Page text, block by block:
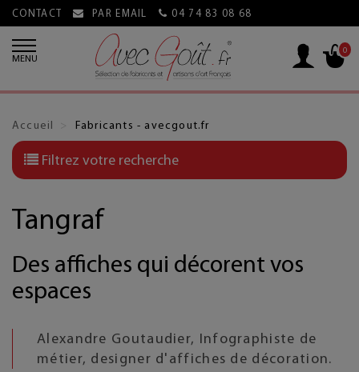
CONTACT PAR EMAIL 04 74 83 08 68
MENU
0
Accueil Fabricants - avecgout.fr
Filtrez votre recherche
Tangraf
Des affiches qui décorent vos
espaces
Alexandre Goutaudier, Infographiste de
métier, designer d'affiches de décoration.